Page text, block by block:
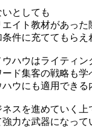
としても
イト教材があった
件に充ててもらえ
ハウはライティン
ド集客の戦略も学
ウにも適用できる
スを進めていく上
力な武器になって